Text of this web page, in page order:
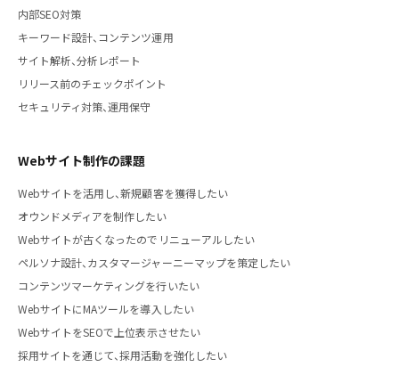
内部SEO対策
キーワード設計、コンテンツ運用
サイト解析、分析レポート
リリース前のチェックポイント
セキュリティ対策、運用保守
Webサイト制作の課題
Webサイトを活用し、新規顧客を獲得したい
オウンドメディアを制作したい
Webサイトが古くなったのでリニューアルしたい
ペルソナ設計、カスタマージャーニーマップを策定したい
コンテンツマーケティングを行いたい
WebサイトにMAツールを導入したい
WebサイトをSEOで上位表示させたい
採用サイトを通じて、採用活動を強化したい